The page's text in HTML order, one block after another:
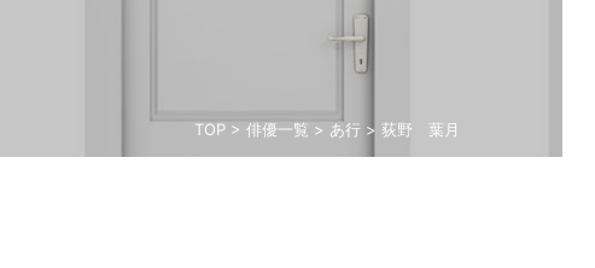
TOP> 俳優一覧 > あ行> 荻野 葉月